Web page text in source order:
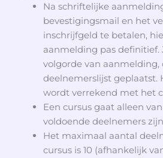
Na schriftelijke
bevestigingsmail en het
inschrijfgeld te betalen,
aanmelding pas definitief.
volgorde van aanmelding,
deelnemerslijst geplaatst.
wordt verrekend met het
Een cursus gaat alleen
voldoende deelnemers
Het maximaal aantal
cursus is 10 (afhankelijk